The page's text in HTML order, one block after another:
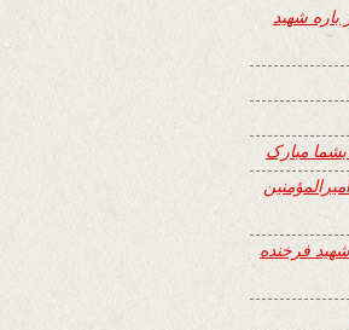
باره شهید
مبارک
فرخنده